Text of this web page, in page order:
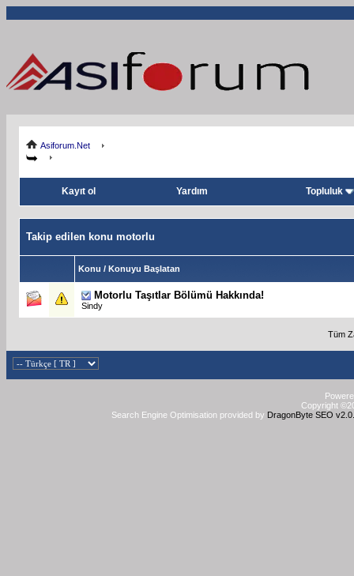
Asiforum.Net
Kayıt ol Yardım Topluluk
Takip edilen konu motorlu
Konu / Konuyu Başlatan
Motorlu Taşıtlar Bölümü Hakkında!
Sindy
Tüm
Copyright
Search Engine Optimisation provided by DragonByte SEO